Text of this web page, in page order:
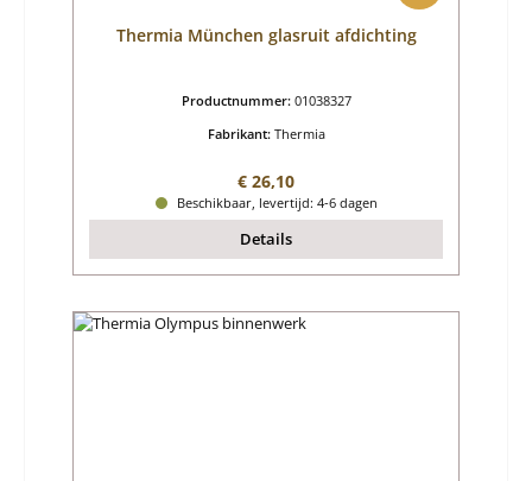
Thermia München glasruit afdichting
Productnummer: 01038327
Fabrikant: Thermia
Normale prijs:
€ 26,10
Beschikbaar, levertijd: 4-6 dagen
Details